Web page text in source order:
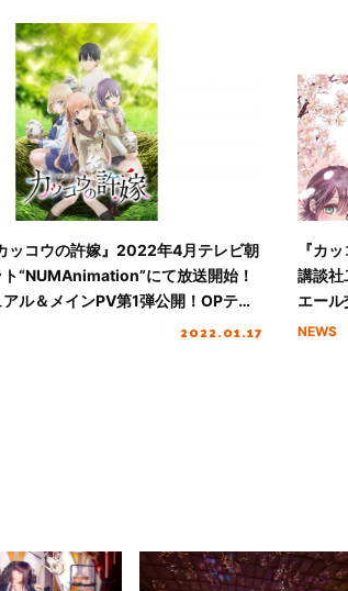
ッコウの許嫁』2022年4月テレビ朝
ト“NUMAnimation”にて放送開始！
ル＆メインPV第1弾公開！OPテー
いきものがかり）による「凸凹」
2022.01.17
『カ
講談社
エール
NEWS